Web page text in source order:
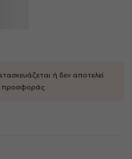
ή δεν αποτελεί
προσφοράς.